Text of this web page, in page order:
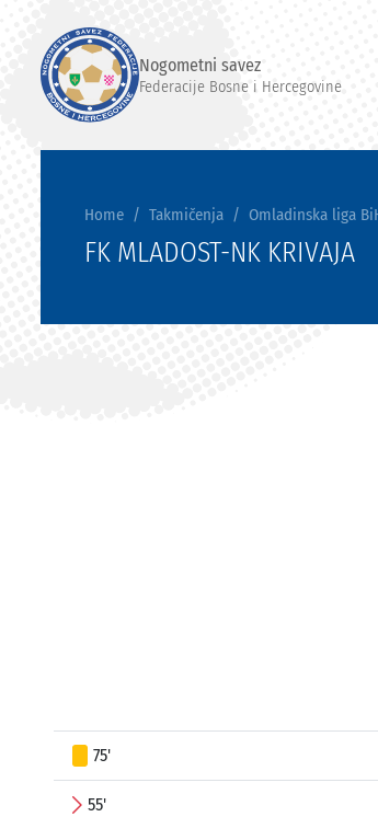
Nogometni savez
Federacije Bosne i Hercegovine
Home Takmičenja Omladinska liga
FK MLADOST-NK KRIVAJA
75'
55'